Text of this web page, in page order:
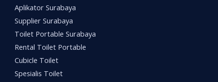
Aplikator Surabaya
Supplier Surabaya
Toilet Portable Surabaya
Rental Toilet Portable
Cubicle Toilet
Spesialis Toilet